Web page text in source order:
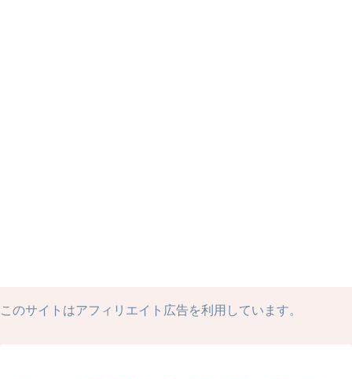
このサイトはアフィリエイト広告を利用しています。